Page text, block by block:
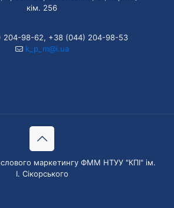
кім. 256
204-98-62, +38 (044) 204-98-53
k_p_m@i.ua
маркетингу ФММ НТУУ "КПІ" ім.
І. Сікорського